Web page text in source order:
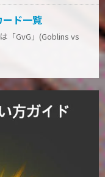
ド一覧
「GvG」(Goblins vs